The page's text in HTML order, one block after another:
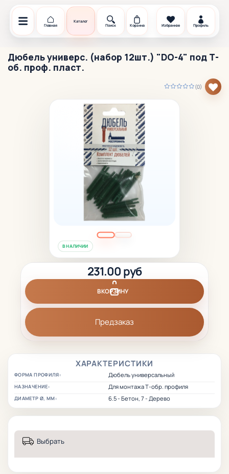
Главная
Каталог
Поиск
Корзина Избранное Профиль
Дюбель универс. (набор 12шт.) "DO-4" под Т-
об. проф. пласт.
(0)
В НАЛИЧИИ
ХАРАКТЕРИСТИКИ
ФОРМА ПРОФИЛЯ: Дюбель универсальный
НАЗНАЧЕНИЕ: Для монтажа Т-обр. профиля
ДИАМЕТР Ø, ММ: 6.5 - Бетон, 7 - Дерево
231.00 руб
В КОРЗИНУ
Предзаказ
Выбрать